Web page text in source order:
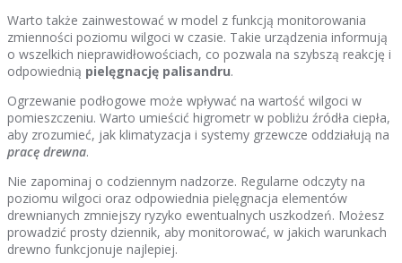
Warto także zainwestować w model z funkcją monitorowania
zmienności poziomu wilgoci w czasie. Takie urządzenia informują
o wszelkich nieprawidłowościach, co pozwala na szybszą reakcję i
odpowiednią pielęgnację palisandru.
Ogrzewanie podłogowe może wpływać na wartość wilgoci w
pomieszczeniu. Warto umieścić higrometr w pobliżu źródła ciepła,
aby zrozumieć, jak klimatyzacja i systemy grzewcze oddziałują na
pracę drewna.
Nie zapominaj o codziennym nadzorze. Regularne odczyty na
poziomu wilgoci oraz odpowiednia pielęgnacja elementów
drewnianych zmniejszy ryzyko ewentualnych uszkodzeń. Możesz
prowadzić prosty dziennik, aby monitorować, w jakich warunkach
drewno funkcjonuje najlepiej.